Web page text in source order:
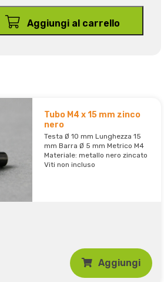
Aggiungi al carrello
Tubo M4 x 15 mm zinco
nero
Testa Ø 10 mm Lunghezza 15
mm Barra Ø 5 mm Metrico M4
Materiale: metallo nero zincato
Viti non incluso
Aggiungi